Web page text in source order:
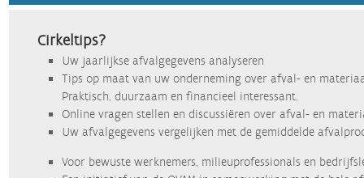
Cirkeltips?
Uw jaarlijkse afvalgegevens analyseren
Tips op maat van uw onderneming over afval- en
Praktisch, duurzaam en financieel interessant.
Online vragen stellen en discussiëren over afval- en
Uw afvalgegevens vergelijken met de gemiddelde
Voor bewuste werknemers, milieuprofessionals en